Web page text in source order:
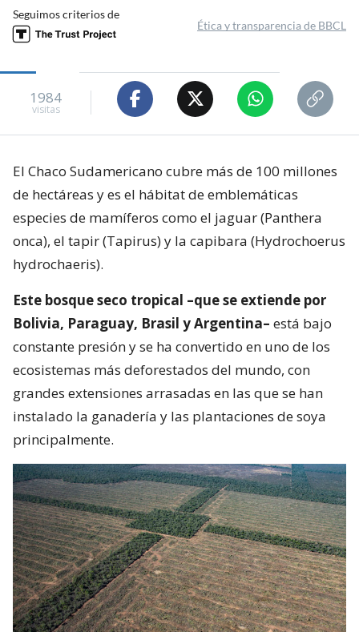
Seguimos criterios de
Ética y transparencia de BBCL
1984
visitas
El Chaco Sudamericano cubre más de 100 millones
de hectáreas y es el hábitat de emblemáticas
especies de mamíferos como el jaguar (Panthera
onca), el tapir (Tapirus) y la capibara (Hydrochoerus
hydrochaeris).
Este bosque seco tropical –que se extiende por
Bolivia, Paraguay, Brasil y Argentina– está bajo
constante presión y se ha convertido en uno de los
ecosistemas más deforestados del mundo, con
grandes extensiones arrasadas en las que se han
instalado la ganadería y las plantaciones de soya
principalmente.